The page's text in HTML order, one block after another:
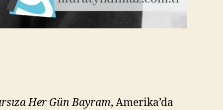
Her Gün Bayram, Amerika’da